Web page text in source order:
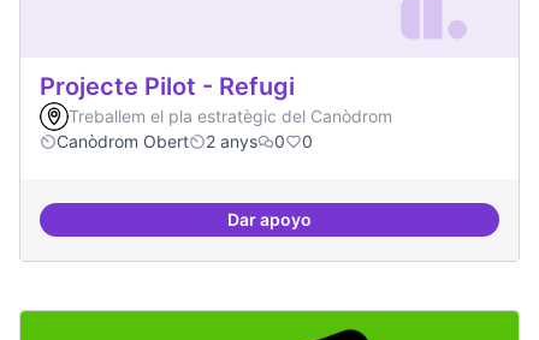
Projecte Pilot - Refugi
Treballem el pla estratègic del Canòdrom
Canòdrom Obert
2 anys 0 0
Dar apoyoProjecte Pilot - Refugi